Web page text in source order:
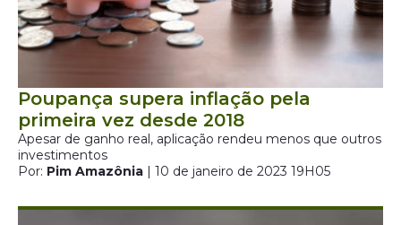
Poupança supera inflação pela
primeira vez desde 2018
Apesar de ganho real, aplicação rendeu menos que outros
investimentos
Por: Pim Amazônia | 10 de janeiro de 2023 19H05